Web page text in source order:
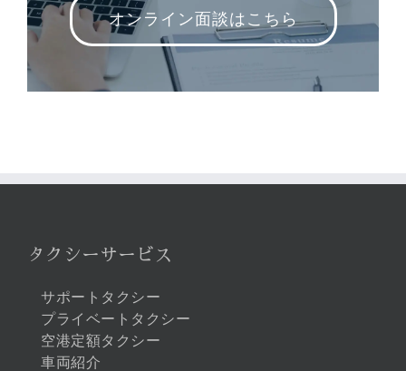
オンライン面談はこちら
タクシーサービス
サポートタクシー
プライベートタクシー
空港定額タクシー
車両紹介